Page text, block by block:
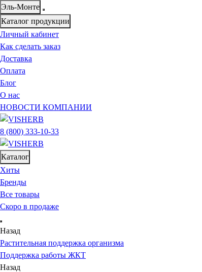
Эль-Монте
Каталог продукции
Личный кабинет
Как сделать заказ
Доставка
Оплата
Блог
О нас
НОВОСТИ КОМПАНИИ
8 (800) 333-10-33
Каталог
Хиты
Бренды
Все товары
Скоро в продаже
Назад
Растительная поддержка организма
Поддержка работы ЖКТ
Назад